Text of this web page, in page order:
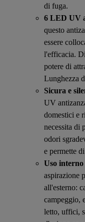
di fuga.
6 LED UV
questo
essere
l'efficacia.
potere di
Lunghezza
Sicura e
UV
domestici e
necessita di
odori
e permette
Uso interno
aspirazione
all'esterno:
campeggio,
letto, uffici,